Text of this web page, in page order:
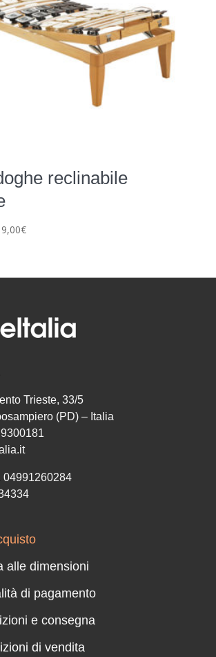
reclinabile
€Fascia
da
1.019,00€
Trieste, 33/5
(PD) – Italia
04991260284
alle dimensioni
di pagamento
e consegna
di vendita